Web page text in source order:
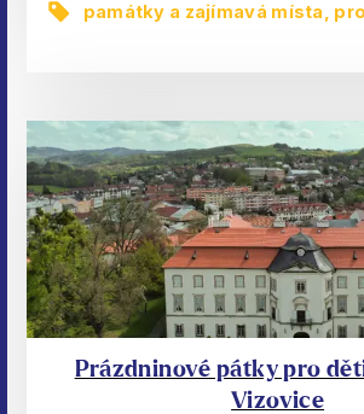
památky a zajímavá místa
Prázdninové pátky pro
Vizovice